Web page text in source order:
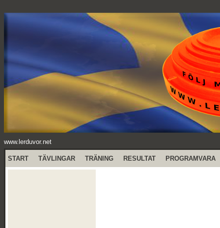
www.lerduvor.net
START TÄVLINGAR TRÄNING RESULTAT PROGRAMVARA